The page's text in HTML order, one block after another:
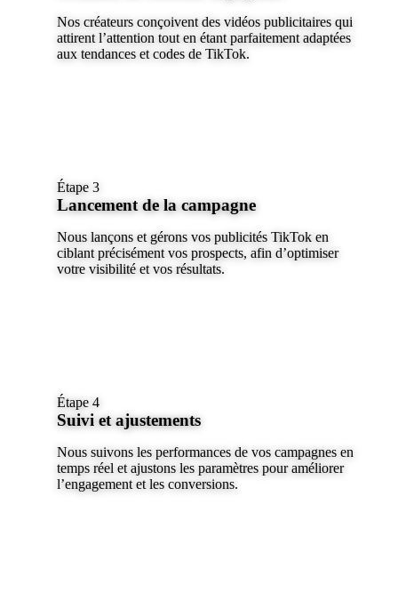
Nos créateurs conçoivent des vidéos publicitaires qui
attirent l’attention tout en étant parfaitement adaptées
aux tendances et codes de TikTok.
Étape 3
Lancement de la campagne
Nous lançons et gérons vos publicités TikTok en
ciblant précisément vos prospects, afin d’optimiser
votre visibilité et vos résultats.
Étape 4
Suivi et ajustements
Nous suivons les performances de vos campagnes en
temps réel et ajustons les paramètres pour améliorer
l’engagement et les conversions.